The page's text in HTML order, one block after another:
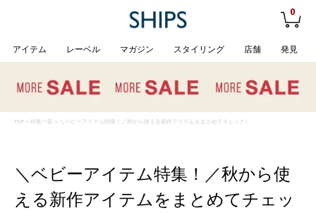
0
アイテム レーベル マガジン スタイリング 店舗 発見
TOP> 特集一覧 > ＼ベビーアイテム特集！／秋から使える新作アイテムをまとめてチェック♪
＼ベビーアイテム特集！／秋から使
える新作アイテムをまとめてチェッ